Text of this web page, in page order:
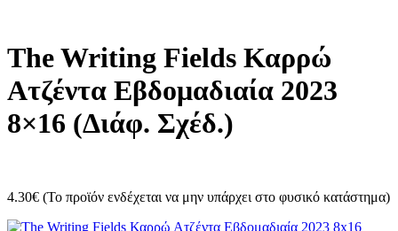
The Writing Fields Καρρώ
Ατζέντα Εβδομαδιαία 2023
8×16 (Διάφ. Σχέδ.)
4.30€ (Το προϊόν ενδέχεται να μην υπάρχει στο φυσικό κατάστημα)